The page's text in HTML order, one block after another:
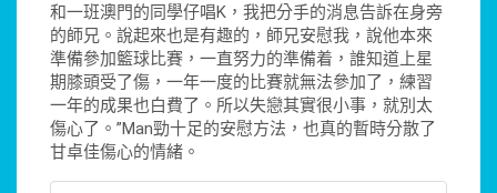
和一班澳門的同學仔唱K，我把分手的消息告訴在身旁
的師兄。說起來也是有趣的，師兄安慰我，說他本來
準備參加籃球比賽，一直努力的準備着，誰知道上星
期膝頭受了傷，一年一度的比賽就無法參加了，練習
一年的成果也白費了。所以失戀其實很小事，就別太
傷心了。”Man勁十足的安慰方法，也真的暫時分散了
甘卓佳傷心的情緒。